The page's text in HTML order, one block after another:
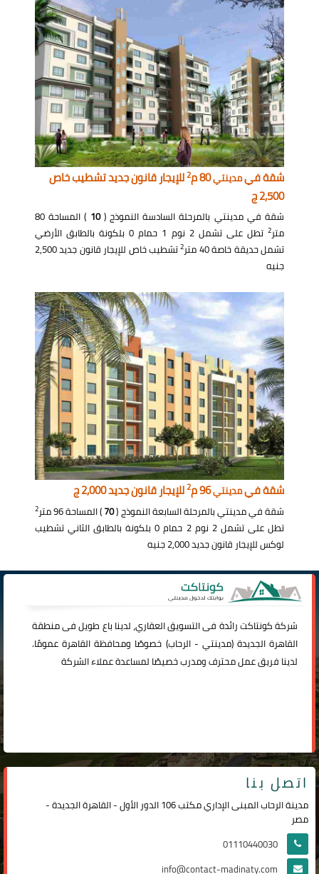
شقة فيمدينتي80 م 2للإيجار قانون جديد تشطيب خاص
2,500 ج
شقة في مدينتي بالمرحلة السادسة النموذج (10
) المساحة 80
متر2
تطل على تشمل 2 نوم 1 حمام 0 بلكونة بالطابق الأرضي
تشمل حديقة خاصة 40 متر
2
تشطيب خاص للإيجار قانون جديد 2,500
جنيه
شقة فيمدينتي96 م 2للإيجار قانون جديد 2,000 ج
شقة في مدينتي بالمرحلة السابعة النموذج (70) المساحة 96 متر 2
تطل على تشمل 2 نوم 2 حمام 0 بلكونة بالطابق الثاني تشطيب
لوكس للإيجار قانون جديد 2,000 جنيه
شركةكونتاكترائدة فى التسويق العقاري، لدينا باع طويل فى منطقة
القاهرة الجديدة (مدينتي -الرحاب) خصوصًا ومحافظة القاهرة عمومًا.
لدينا فريق عمل محترف ومدرب خصيصًا لمساعدة عملاء الشركة
اتصل بنا
مدينة الرحاب المبنى الإداري مكتب 106 الدور الأول - القاهرة الجديدة -
مصر
01110440030
info@contact-madinaty.com